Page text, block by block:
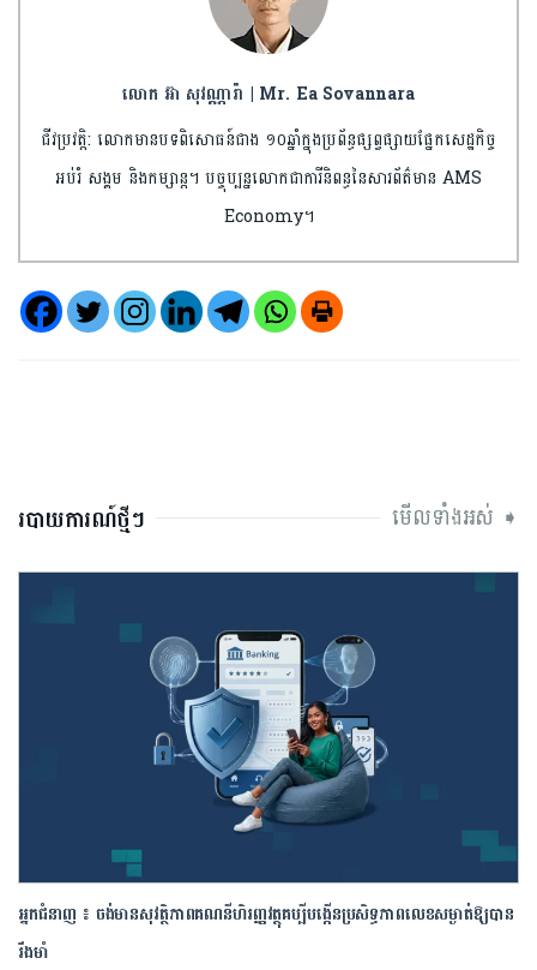
លោក អ៊ា សុវណ្ណារ៉ា | Mr. Ea Sovannara
ជីវប្រវត្តិ: លោកមានបទពិសោធន៍ជាង ១០ឆ្នាំក្នុងប្រព័ន្ធផ្សព្វផ្សាយផ្នែកសេដ្ឋកិច្ច
អប់រំ សង្គម និងកម្សាន្ត។ បច្ចុប្បន្នលោកជាការីនិពន្ធនៃសារព័ត៌មាន AMS
Economy។
របាយការណ៍ថ្មីៗ មើលទាំងអស់ ➧
អ្នកជំនាញ ៖ ចង់មានសុវត្ថិភាពគណនីហិរញ្ញវត្ថុគប្បីបង្កើនប្រសិទ្ធភាពលេខសម្ងាត់ឱ្យបាន
រឹងមាំ